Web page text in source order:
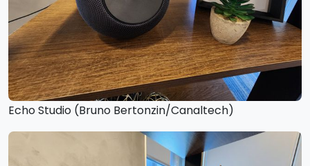
Echo Studio (Bruno Bertonzin/Canaltech)